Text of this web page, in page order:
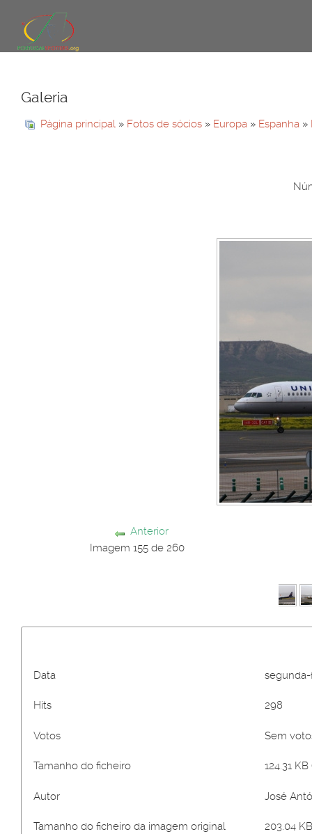
Galeria
Página principal » Fotos de sócios » Europa » Espanha »
Anterior
Imagem 155 de 260
Data segunda-
Hits 298
Votos Sem
Tamanho do ficheiro 124.31
Autor José
Tamanho do ficheiro da imagem original 203.04